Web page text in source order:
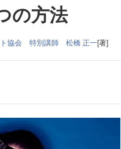
の方法
ト協会 特別講師 松橋 正一[著]